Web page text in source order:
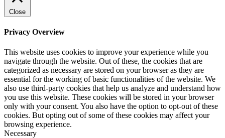
Close
Privacy Overview
This website uses cookies to improve your experience while you
navigate through the website. Out of these, the cookies that are
categorized as necessary are stored on your browser as they are
essential for the working of basic functionalities of the website. We
also use third-party cookies that help us analyze and understand how
you use this website. These cookies will be stored in your browser
only with your consent. You also have the option to opt-out of these
cookies. But opting out of some of these cookies may affect your
browsing experience.
Necessary